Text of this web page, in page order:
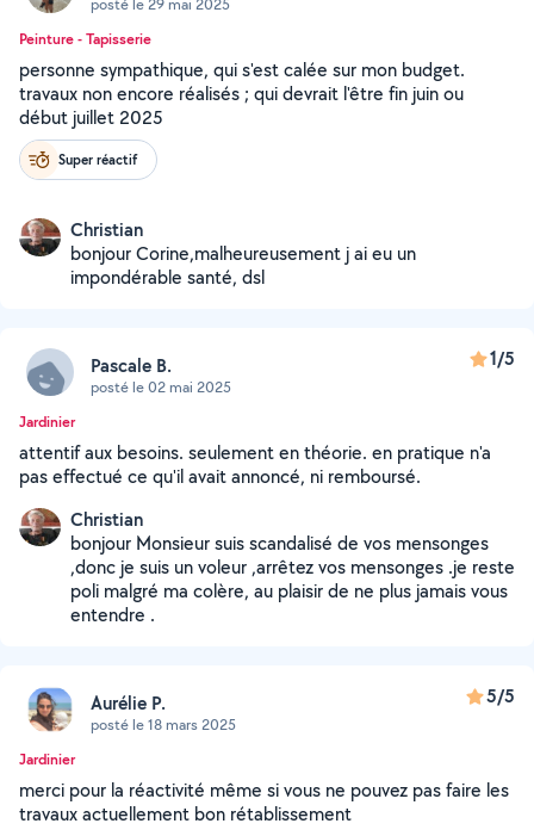
Peinture - Tapisserie
personne sympathique, qui s'est calée sur mon budget.
travaux non encore réalisés ; qui devrait l'être fin juin ou
début juillet 2025
Super réactif
Christian
bonjour Corine,malheureusement j ai eu un
impondérable santé, dsl
Pascale B.
posté le 02 mai 2025
1/5
Jardinier
attentif aux besoins. seulement en théorie. en pratique n'a
pas effectué ce qu'il avait annoncé, ni remboursé.
Christian
bonjour Monsieur suis scandalisé de vos mensonges
,donc je suis un voleur ,arrêtez vos mensonges .je reste
poli malgré ma colère, au plaisir de ne plus jamais vous
entendre .
Aurélie P.
posté le 18 mars 2025
5/5
Jardinier
merci pour la réactivité même si vous ne pouvez pas faire les
travaux actuellement bon rétablissement